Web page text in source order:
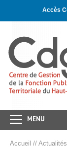
navigation
Accès
MENU
Accueil // Actualités